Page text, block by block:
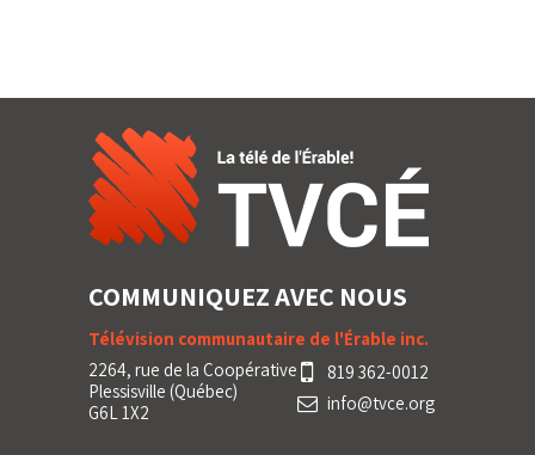
COMMUNIQUEZ AVEC NOUS
Télévision communautaire de l'Érable inc.
2264, rue de la Coopérative
Plessisville (Québec)
G6L 1X2
819 362-0012
info@tvce.org